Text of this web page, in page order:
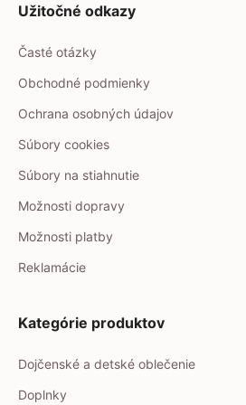
Užitočné odkazy
Časté otázky
Obchodné podmienky
Ochrana osobných údajov
Súbory cookies
Súbory na stiahnutie
Možnosti dopravy
Možnosti platby
Reklamácie
Kategórie produktov
Dojčenské a detské oblečenie
Doplnky